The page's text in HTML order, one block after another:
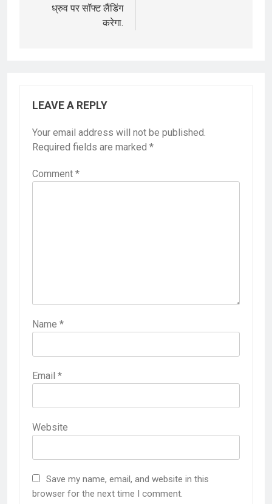
ध्रुव पर सॉफ्ट लैंडिंग
करेगा.
LEAVE A REPLY
Your email address will not be published.
Required fields are marked *
Comment *
Name *
Email *
Website
Save my name, email, and website in this
browser for the next time I comment.